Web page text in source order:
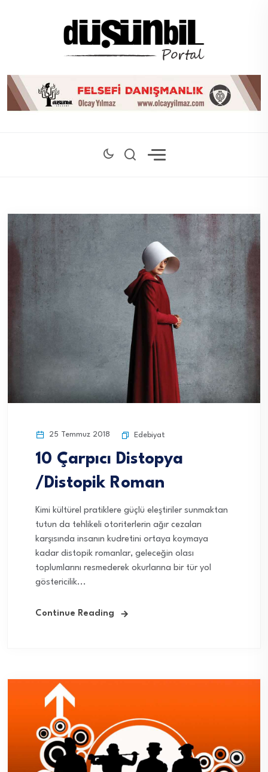
25 Temmuz 2018 Edebiyat
10 Çarpıcı Distopya
/Distopik Roman
Kimi kültürel pratiklere güçlü eleştiriler sunmaktan
tutun da tehlikeli otoriterlerin ağır cezaları
karşısında insanın kudretini ortaya koymaya
kadar distopik romanlar, geleceğin olası
toplumlarını resmederek okurlarına bir tür yol
göstericilik...
Continue Reading